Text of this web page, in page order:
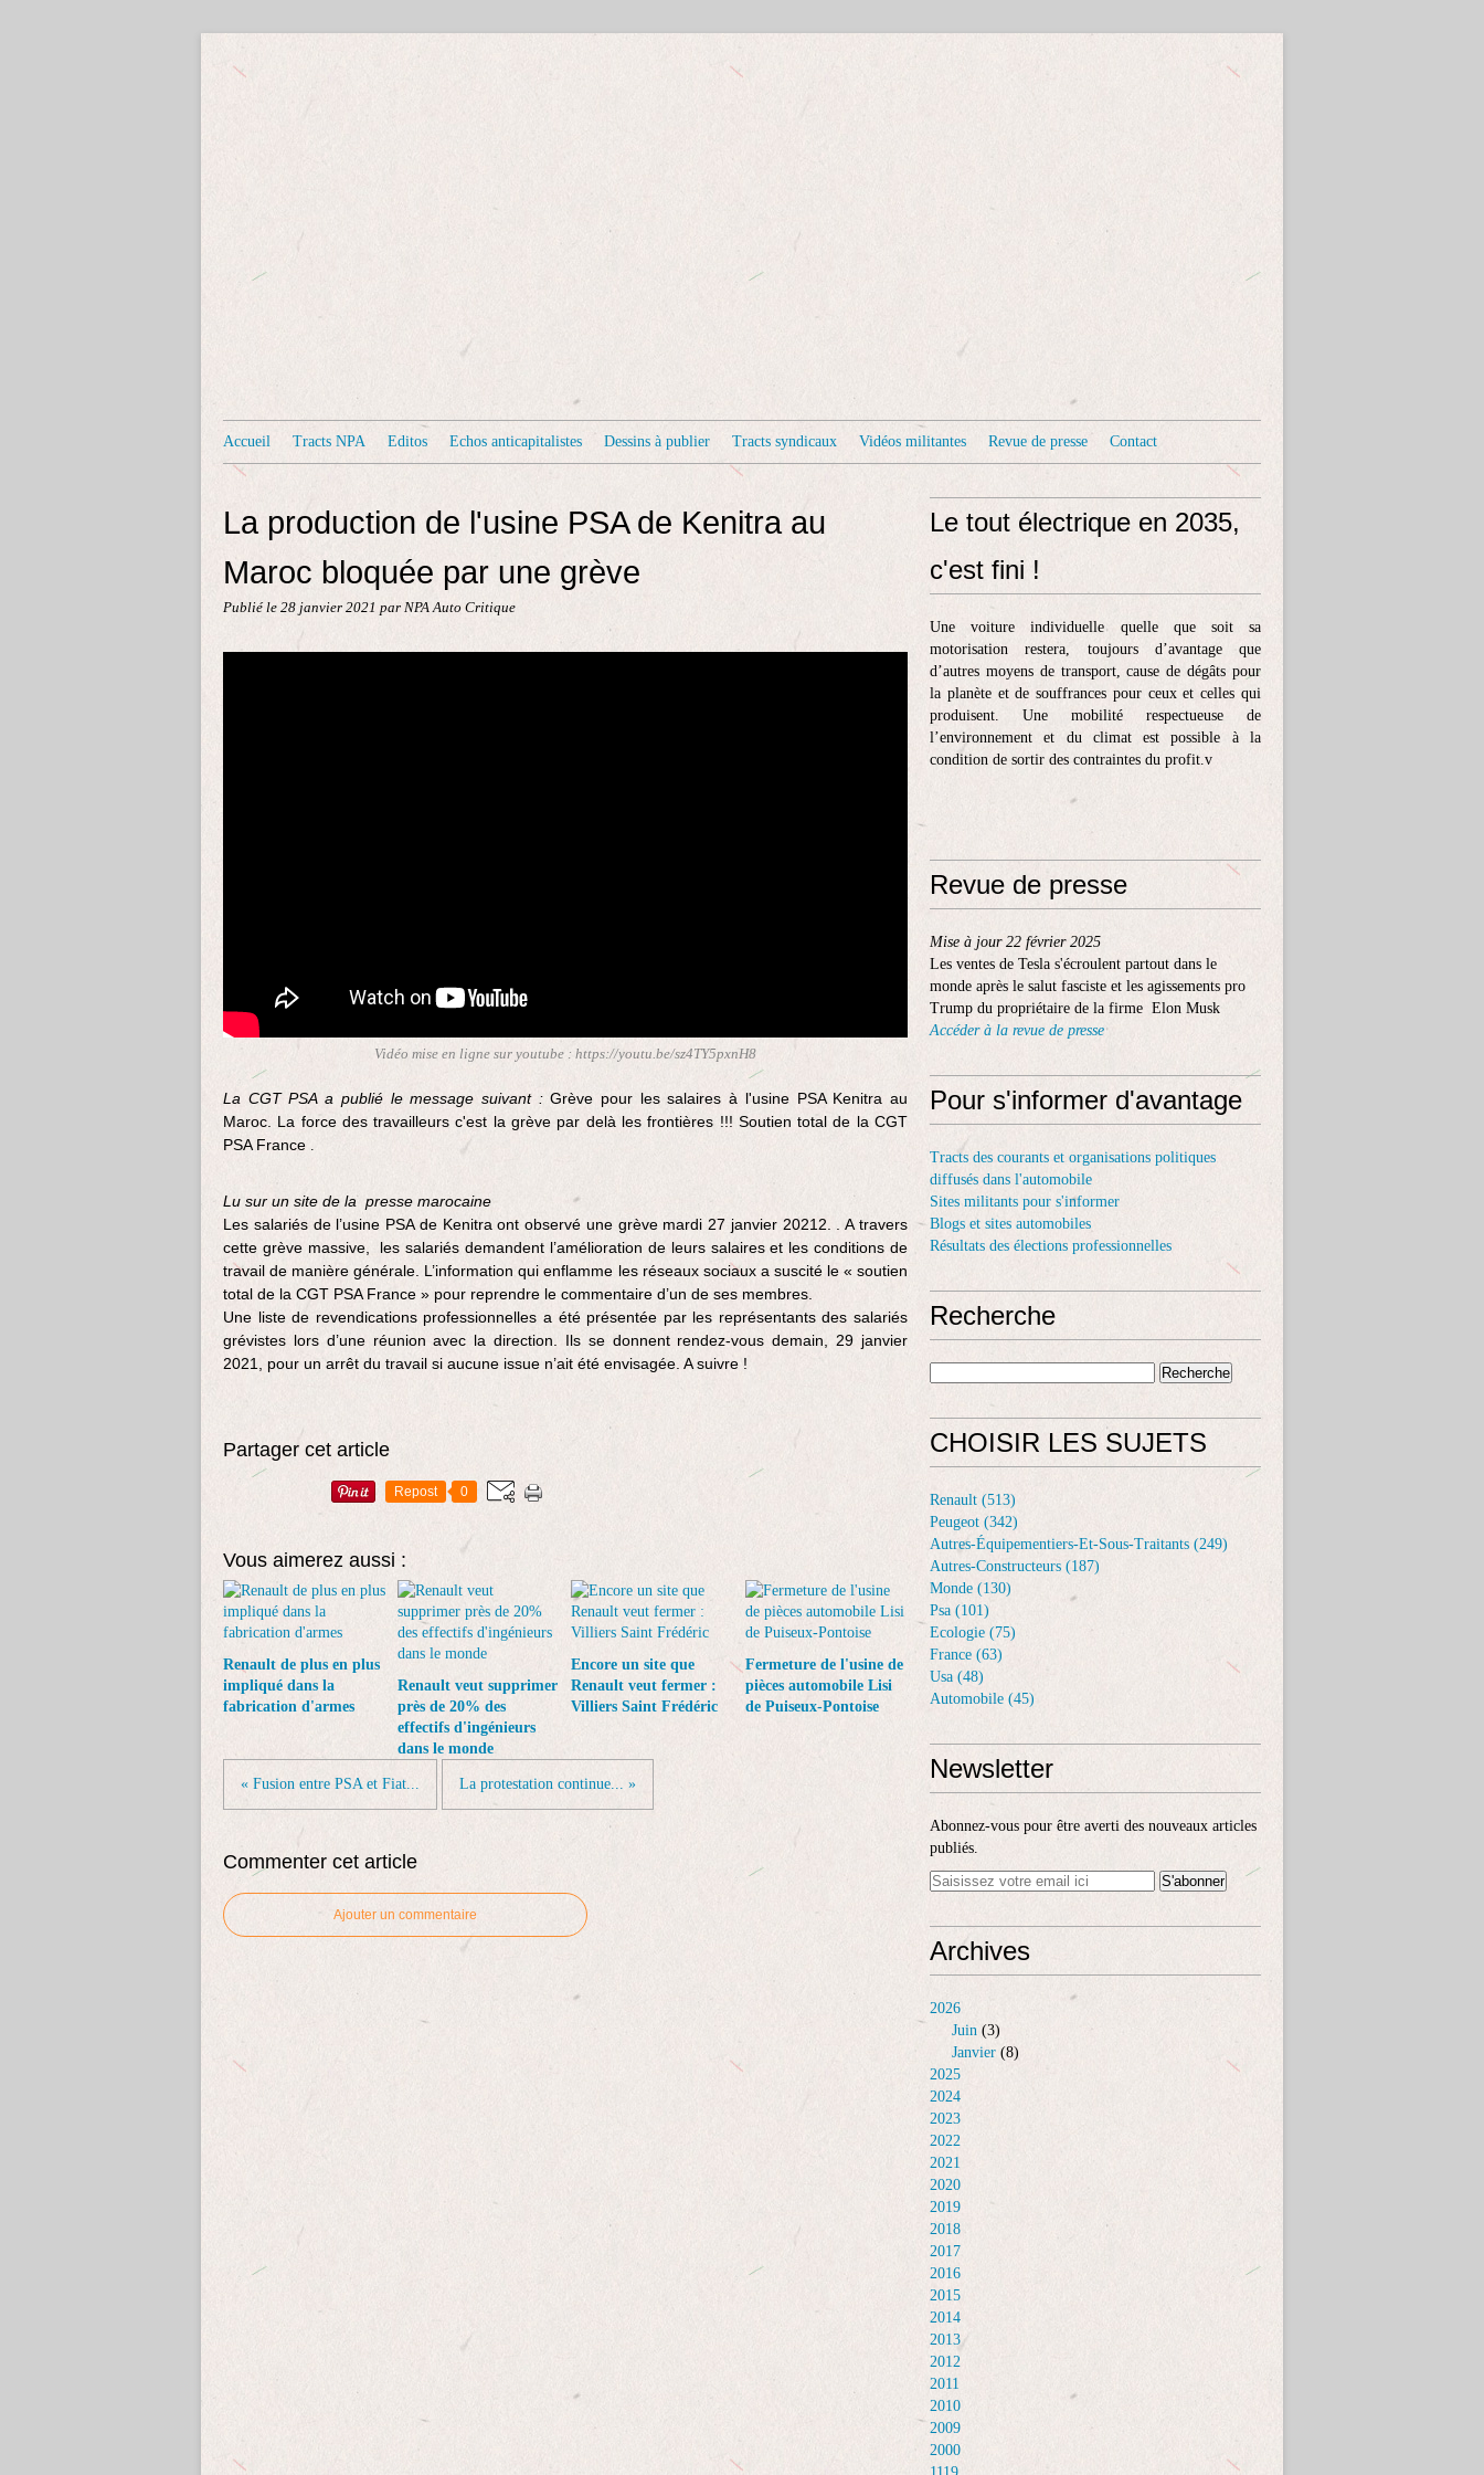
Accueil Tracts NPA Editos Echos anticapitalistes Dessins à publier Tracts syndicaux Vidéos militantes Revue de presse Contact
La production de l'usine PSA de Kenitra au
Maroc bloquée par une grève
Publié le 28 janvier 2021 par NPA Auto Critique
Vidéo mise en ligne sur youtube : https://youtu.be/sz4TY5pxnH8
La CGT PSA a publié le message suivant :Grève pour les salaires à l'usine PSA Kenitra au
Maroc. La force des travailleurs c'est la grève par delà les frontières !!! Soutien total de la CGT
PSA France
Lu sur un site de la presse marocaine
Les salariés de l’usine PSA de Kenitra ont observé une grève mardi 27 janvier 20212. . A travers
cette grève massive, les salariés demandent l’amélioration de leurs salaires et les conditions de
travail de manière générale. L’information qui enflamme les réseaux sociaux a suscité le « soutien
total de la CGT PSA France » pour reprendre le commentaire d’un de ses membres.
Une liste de revendications professionnelles a été présentée par les représentants des salariés
grévistes lors d’une réunion avec la direction. Ils se donnent rendez-vous demain, 29 janvier
2021, pour un arrêt du travail si aucune issue n’ait été envisagée. A suivre !
Partager cet article
Repost 0
Vous aimerez aussi :
Renault de plus en plus
impliqué dans la
fabrication d'armes
Renault veut supprimer
près de 20% des
effectifs d'ingénieurs
dans le monde
Encore un site que
Renault veut fermer :
Villiers Saint Frédéric
Fermeture de l'usine de
pièces automobile Lisi
de Puiseux-Pontoise
« Fusion entre PSA et Fiat... La protestation continue... »
Commenter cet article
Ajouter un commentaire
Le tout électrique en 2035,
c'est fini !
Une voiture individuelle quelle que soit sa
motorisation restera, toujours d’avantage que
d’autres moyens de transport, cause de dégâts pour
la planète et de souffrances pour ceux et celles qui
produisent. Une mobilité respectueuse de
l’environnement et du climat est possible à la
condition de sortir des contraintes du profit.v
Revue de presse
Mise à jour 22 février 2025
Les ventes de Tesla s'écroulent partout dans le
monde après le salut fasciste et les agissements pro
Trump du propriétaire de la firme Elon Musk
Accéder à la revue de presse
Pour s'informer d'avantage
Tracts des courants et organisations politiques
diffusés dans l'automobile
Sites militants pour s'informer
Blogs et sites automobiles
Résultats des élections professionnelles
Recherche
CHOISIR LES SUJETS
Renault (513)
Peugeot (342)
Autres-Équipementiers-Et-Sous-Traitants (249)
Autres-Constructeurs (187)
Monde (130)
Psa (101)
Ecologie (75)
France (63)
Usa (48)
Automobile (45)
Newsletter
Abonnez-vous pour être averti des nouveaux articles
publiés.
Archives
2026
Juin (3)
Janvier (8)
2025
2024
2023
2022
2021
2020
2019
2018
2017
2016
2015
2014
2013
2012
2011
2010
2009
2000